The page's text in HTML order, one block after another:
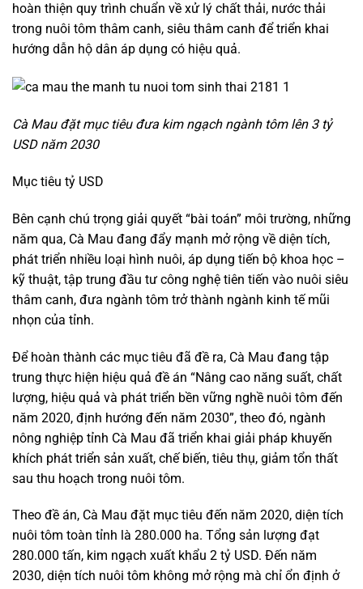
hoàn thiện quy trình chuẩn về xử lý chất thải, nước thải
trong nuôi tôm thâm canh, siêu thâm canh để triển khai
hướng dẫn hộ dân áp dụng có hiệu quả.
Cà Mau đặt mục tiêu đưa kim ngạch ngành tôm lên 3 tỷ
USD năm 2030
Mục tiêu tỷ USD
Bên cạnh chú trọng giải quyết “bài toán” môi trường, những
năm qua, Cà Mau đang đẩy mạnh mở rộng về diện tích,
phát triển nhiều loại hình nuôi, áp dụng tiến bộ khoa học –
kỹ thuật, tập trung đầu tư công nghệ tiên tiến vào nuôi siêu
thâm canh, đưa ngành tôm trở thành ngành kinh tế mũi
nhọn của tỉnh.
Để hoàn thành các mục tiêu đã đề ra, Cà Mau đang tập
trung thực hiện hiệu quả đề án “Nâng cao năng suất, chất
lượng, hiệu quả và phát triển bền vững nghề nuôi tôm đến
năm 2020, định hướng đến năm 2030”, theo đó, ngành
nông nghiệp tỉnh Cà Mau đã triển khai giải pháp khuyến
khích phát triển sản xuất, chế biến, tiêu thụ, giảm tổn thất
sau thu hoạch trong nuôi tôm.
Theo đề án, Cà Mau đặt mục tiêu đến năm 2020, diện tích
nuôi tôm toàn tỉnh là 280.000 ha. Tổng sản lượng đạt
280.000 tấn, kim ngạch xuất khẩu 2 tỷ USD. Đến năm
2030, diện tích nuôi tôm không mở rộng mà chỉ ổn định ở